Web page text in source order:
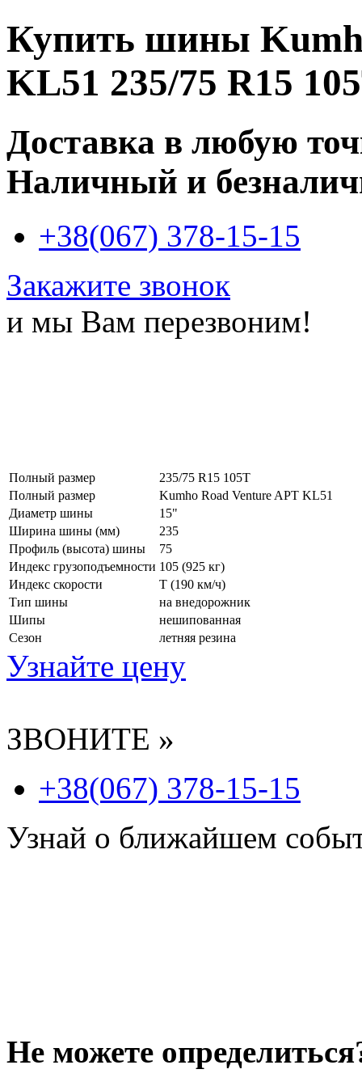
Купить шины
KL51 235/75 R15
Доставка в любую
Наличный и
+38(067) 378-15-15
Закажите звонок
и мы Вам перезвоним!
Полный размер
235/75 R15 105T
Полный размер
Kumho Road Venture APT KL51
Диаметр шины
15"
Ширина шины (мм)
235
Профиль (высота) шины
75
Индекс грузоподъемности 105 (925 кг)
Индекс скорости
T (190 км/ч)
Тип шины
на внедорожник
Шипы
нешипованная
Сезон
летняя резина
Узнайте цену
ЗВОНИТЕ »
+38(067) 378-15-15
Узнай о ближайшем
Не можете